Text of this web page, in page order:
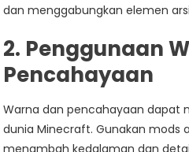
dan menggabungkan elemen
2. Penggunaan
Pencahayaan
Warna dan pencahayaan dapat
dunia Minecraft. Gunakan mods